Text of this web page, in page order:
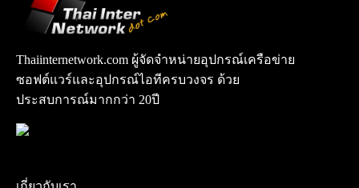
Thaiinternetwork.com ผู้จัดจำหน่ายอุปกรณ์เครือข่าย
ซอฟต์แวร์และอุปกรณ์ไอทีครบวงจร ด้วย
ประสบการณ์มากกว่า 20ปี